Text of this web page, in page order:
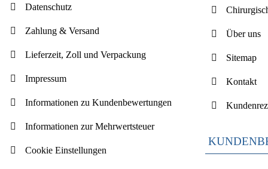
Datenschutz
Zahlung & Versand
Lieferzeit, Zoll und Verpackung
Impressum
Informationen zu Kundenbewertungen
Informationen zur Mehrwertsteuer
Cookie Einstellungen
Über uns
Sitemap
Kontakt